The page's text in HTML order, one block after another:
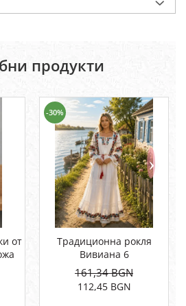
продукти
от
-30%
Традиционна рокля
Вивиана 6
161,34 BGN
112,45 BGN